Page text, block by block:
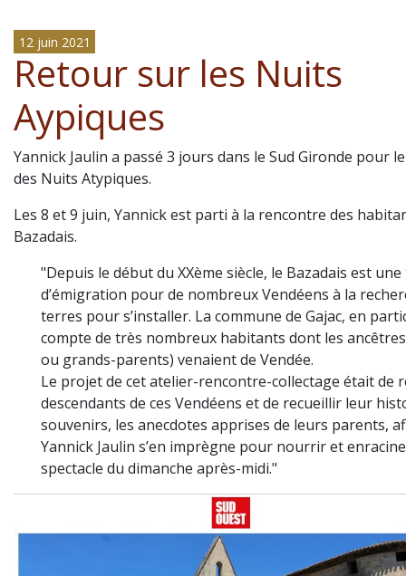
12 juin 2021
Retour sur les Nuits
Aypiques
Yannick Jaulin a passé 3 jours dans le Sud Gironde pour
des Nuits Atypiques.
Les 8 et 9 juin, Yannick est parti à la rencontre des
Bazadais.
"Depuis le début du XXème siècle, le Bazadais est
d’émigration pour de nombreux Vendéens à la
terres pour s’installer. La commune de Gajac, en
compte de très nombreux habitants dont les
ou grands-parents) venaient de Vendée.
Le projet de cet atelier-rencontre-collectage était de
descendants de ces Vendéens et de recueillir leur
souvenirs, les anecdotes apprises de leurs parents,
Yannick Jaulin s’en imprègne pour nourrir et
spectacle du dimanche après-midi."